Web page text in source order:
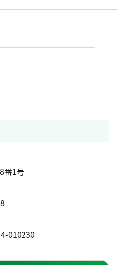
番1号
010230